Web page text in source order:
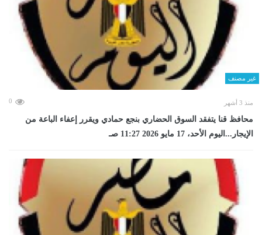
غير مصنف
منذ 3 أشهر 0
محافظ قنا يتفقد السوق الحضاري بنجع حمادي ويقرر إعفاء الباعة من
الإيجار...اليوم الأحد، 17 مايو 2026 11:27 صـ